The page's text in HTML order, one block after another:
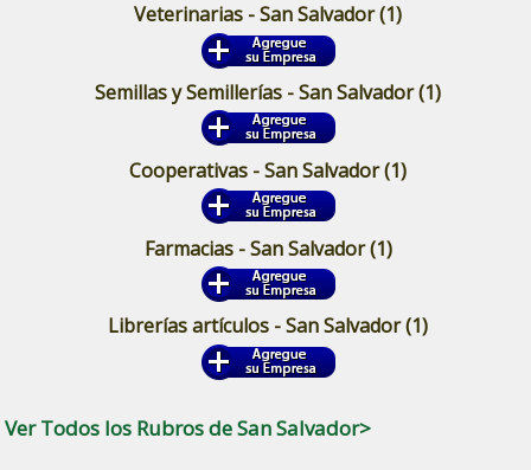
Veterinarias - San Salvador(1)
Semillas y Semillerías - San Salvador(1)
Cooperativas - San Salvador(1)
Farmacias - San Salvador(1)
Librerías artículos - San Salvador(1)
Ver Todos los Rubros de San Salvador>